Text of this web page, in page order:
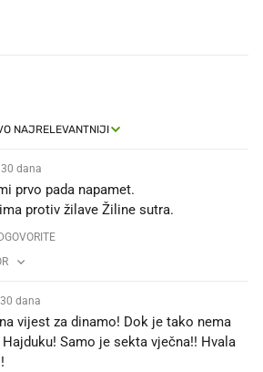
dana
prvo pada napamet. 😁
protiv žilave Žiline sutra. 💪💪💪
dana
vijest za dinamo! Dok je tako nema
Hajduku! Samo je sekta vječna!! Hvala